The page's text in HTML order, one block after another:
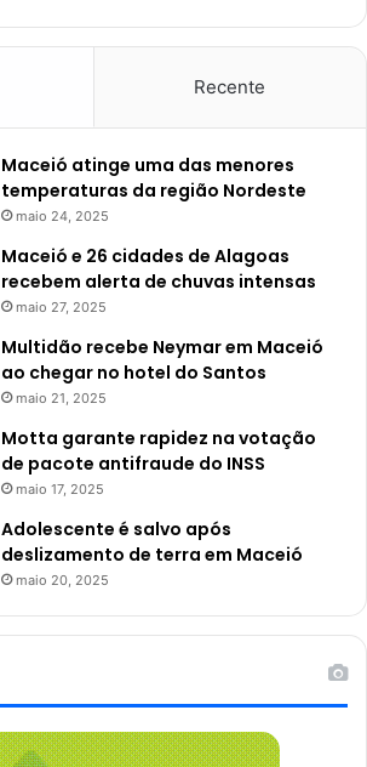
Recente
Maceió atinge uma das menores
temperaturas da região Nordeste
maio 24, 2025
Maceió e 26 cidades de Alagoas
recebem alerta de chuvas intensas
maio 27, 2025
Multidão recebe Neymar em Maceió
ao chegar no hotel do Santos
maio 21, 2025
Motta garante rapidez na votação
de pacote antifraude do INSS
maio 17, 2025
Adolescente é salvo após
deslizamento de terra em Maceió
maio 20, 2025